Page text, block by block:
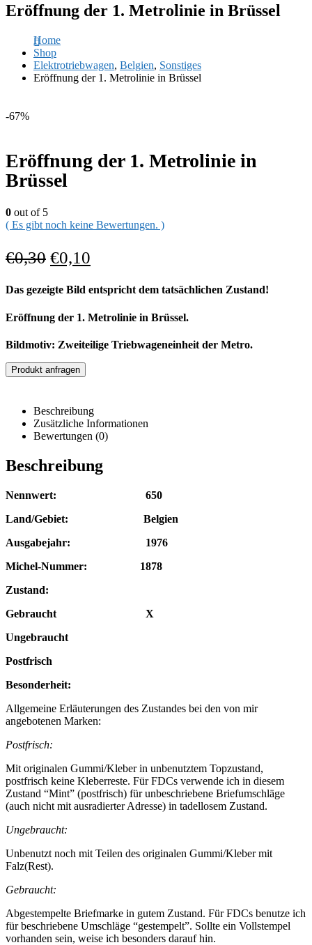
Eröffnung der 1. Metrolinie in Brüssel
Home
Shop
Elektrotriebwagen, Belgien, Sonstiges
Eröffnung der 1. Metrolinie in Brüssel
-67%
Eröffnung der 1. Metrolinie in
Brüssel
0 out of 5
( Es gibt noch keine Bewertungen. )
€0,30 €0,10
Das gezeigte Bild entspricht dem tatsächlichen Zustand!
Eröffnung der 1. Metrolinie in Brüssel.
Bildmotiv: Zweiteilige Triebwageneinheit der Metro.
Produkt anfragen
Beschreibung
Zusätzliche Informationen
Bewertungen (0)
Beschreibung
Nennwert: 650
Land/Gebiet: Belgien
Ausgabejahr: 1976
Michel-Nummer: 1878
Zustand:
Gebraucht X
Ungebraucht
Postfrisch
Besonderheit:
Allgemeine Erläuterungen des Zustandes bei den von mir
angebotenen Marken:
Postfrisch:
Mit originalen Gummi/Kleber in unbenutztem Topzustand,
postfrisch keine Kleberreste. Für FDCs verwende ich in diesem
Zustand “Mint” (postfrisch) für unbeschriebene Briefumschläge
(auch nicht mit ausradierter Adresse) in tadellosem Zustand.
Ungebraucht:
Unbenutzt noch mit Teilen des originalen Gummi/Kleber mit
Falz(Rest).
Gebraucht:
Abgestempelte Briefmarke in gutem Zustand. Für FDCs benutze ich
für beschriebene Umschläge “gestempelt”. Sollte ein Vollstempel
vorhanden sein, weise ich besonders darauf hin.